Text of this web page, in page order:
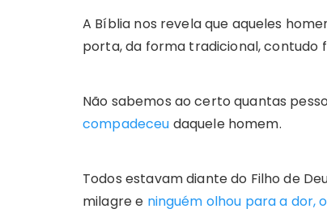
A Bíblia nos revela que aqueles
porta, da forma tradicional, contudo
Não sabemos ao certo quantas
compadeceu daquele homem.
Todos estavam diante do Filho de
milagre e ninguém olhou para a dor,